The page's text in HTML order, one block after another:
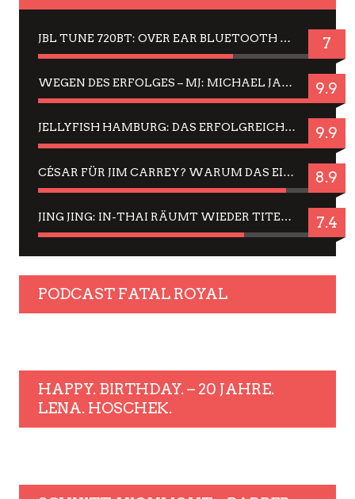
JBL TUNE 720BT: OVER EAR BLUETOOTH KOPFHÖRER UM DIE 50,-€ IM DAUER-TEST 7
WEGEN DES ERFOLGES – MJ: MICHAEL JACKSON MUSICAL IN EINER MATINEE SEHEN 9.9
JELLYFISH HAMBURG: DAS ERFOLGREICHE SOMMER-MENÜ 2025 IN GEFÜHLEN UND BILDERN 9.9
CÉSAR FÜR JIM CARREY? WARUM DAS EINER DER NERVIGSTEN ACTORS IST UND BLEIBT 8.9
JING JING: IN-THAI RÄUMT WIEDER TITEL AB – EIN ZWEI-STUNDEN-ERLEBNISBERICHT 7.4
PODCAST FATAL ROYAL
HAPPY. BIRTHDAY. – 20 JAHRE.
LENA. HOSCHEK.